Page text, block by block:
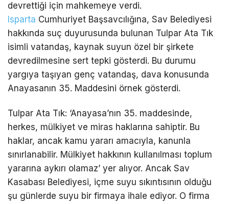
devrettiği için mahkemeye verdi.
Isparta Cumhuriyet Başsavcılığına, Sav Belediyesi
hakkında suç duyurusunda bulunan Tulpar Ata Tık
isimli vatandaş, kaynak suyun özel bir şirkete
devredilmesine sert tepki gösterdi. Bu durumu
yargıya taşıyan genç vatandaş, dava konusunda
Anayasanın 35. Maddesini örnek gösterdi.
Tulpar Ata Tık: ‘Anayasa’nın 35. maddesinde,
herkes, mülkiyet ve miras haklarına sahiptir. Bu
haklar, ancak kamu yararı amacıyla, kanunla
sınırlanabilir. Mülkiyet hakkının kullanılması toplum
yararına aykırı olamaz’ yer alıyor. Ancak Sav
Kasabası Belediyesi, içme suyu sıkıntısının olduğu
şu günlerde suyu bir firmaya ihale ediyor. O firma